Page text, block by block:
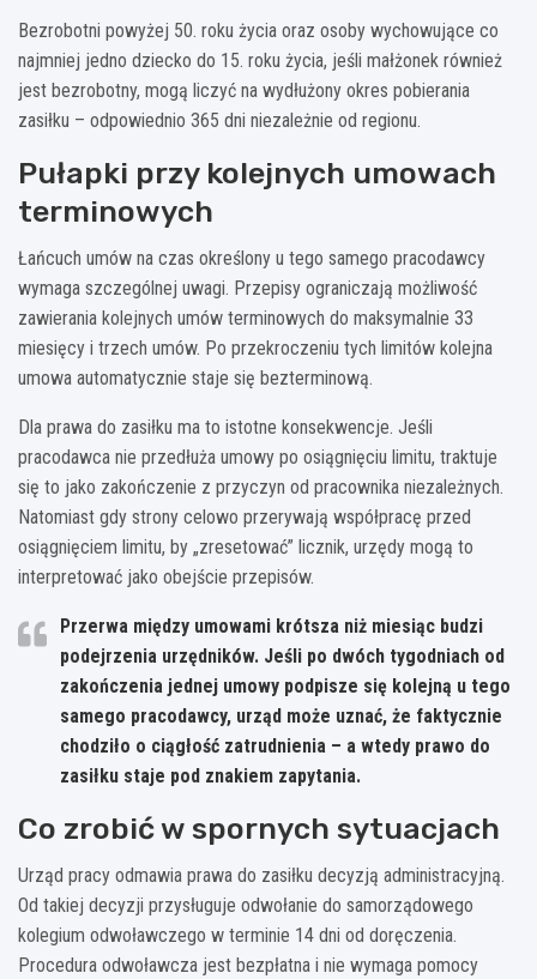
Bezrobotni powyżej 50. roku życia oraz osoby wychowujące co
najmniej jedno dziecko do 15. roku życia, jeśli małżonek również
jest bezrobotny, mogą liczyć na wydłużony okres pobierania
zasiłku – odpowiednio 365 dni niezależnie od regionu.
Pułapki przy kolejnych umowach
terminowych
Łańcuch umów na czas określony u tego samego pracodawcy
wymaga szczególnej uwagi. Przepisy ograniczają możliwość
zawierania kolejnych umów terminowych do maksymalnie 33
miesięcy i trzech umów. Po przekroczeniu tych limitów kolejna
umowa automatycznie staje się bezterminową.
Dla prawa do zasiłku ma to istotne konsekwencje. Jeśli
pracodawca nie przedłuża umowy po osiągnięciu limitu, traktuje
się to jako zakończenie z przyczyn od pracownika niezależnych.
Natomiast gdy strony celowo przerywają współpracę przed
osiągnięciem limitu, by „zresetować” licznik, urzędy mogą to
interpretować jako obejście przepisów.
Przerwa między umowami krótsza niż miesiąc budzi
podejrzenia urzędników. Jeśli po dwóch tygodniach od
zakończenia jednej umowy podpisze się kolejną u tego
samego pracodawcy, urząd może uznać, że faktycznie
chodziło o ciągłość zatrudnienia – a wtedy prawo do
zasiłku staje pod znakiem zapytania.
Co zrobić w spornych sytuacjach
Urząd pracy odmawia prawa do zasiłku decyzją administracyjną.
Od takiej decyzji przysługuje odwołanie do samorządowego
kolegium odwoławczego w terminie 14 dni od doręczenia.
Procedura odwoławcza jest bezpłatna i nie wymaga pomocy